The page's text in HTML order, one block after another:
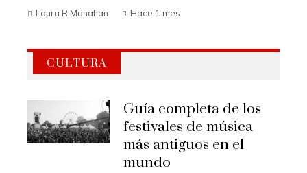
Laura R Manahan Hace 1 mes
CULTURA
Guía completa de los
festivales de música
más antiguos en el
mundo